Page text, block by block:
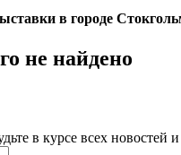
в городе
не найдено
в курсе всех новостей